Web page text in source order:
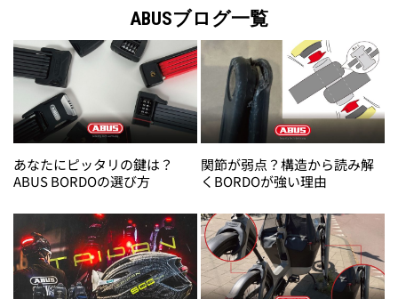
ABUSブログ一覧
あなたにピッタリの鍵は？
ABUS BORDOの選び方
関節が弱点？構造から読み解
くBORDOが強い理由